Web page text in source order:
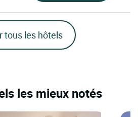
tous les hôtels
les mieux notés